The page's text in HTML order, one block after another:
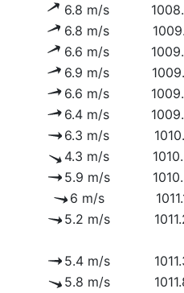
6.8 m/s
6.8 m/s
6.6 m/s
6.9 m/s
6.6 m/s
6.4 m/s
6.3 m/s
4.3 m/s
5.9 m/s
6 m/s
5.2 m/s
5.4 m/s
5.8 m/s